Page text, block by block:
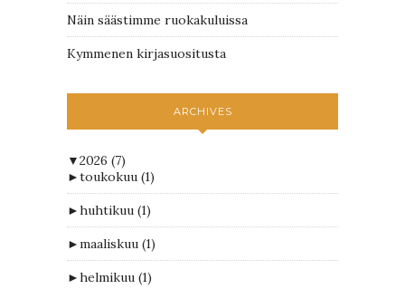
Näin säästimme ruokakuluissa
Kymmenen kirjasuositusta
ARCHIVES
▼2026 (7)
►toukokuu (1)
►huhtikuu (1)
►maaliskuu (1)
►helmikuu (1)